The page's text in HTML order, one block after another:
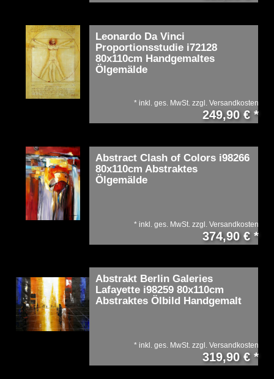
Leonardo Da Vinci
Proportionsstudie i72128
80x110cm Handgemaltes
Ölgemälde
249,90 € *
* inkl. ges. MwSt. zzgl. Versandkosten
Abstract Clash of Colors i98266
80x110cm Abstraktes
Ölgemälde
374,90 € *
* inkl. ges. MwSt. zzgl. Versandkosten
Abstrakt Berlin Galeries
Lafayette i98259 80x110cm
Abstraktes Ölbild Handgemalt
319,90 € *
* inkl. ges. MwSt. zzgl. Versandkosten